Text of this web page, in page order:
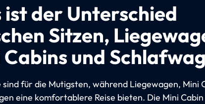
ist der Unterschied
Sitzen,
Cabins und
sind für die Mutigsten, während Liegewagen, Mini
eine komfortablere Reise bieten. Die Mini